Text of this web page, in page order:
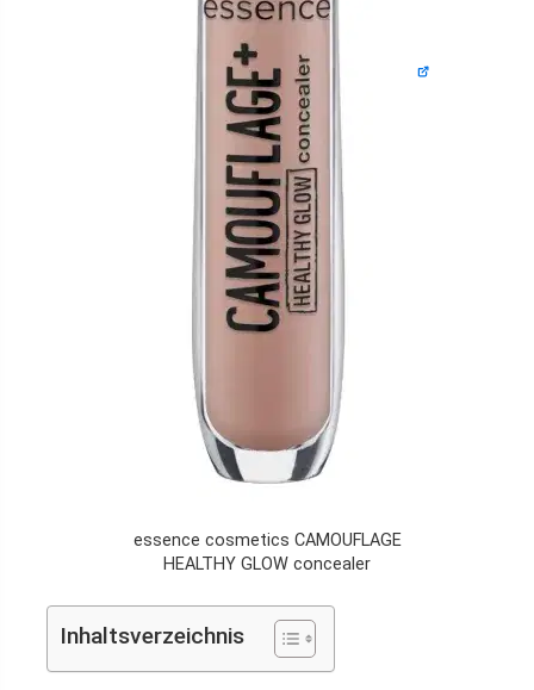
essence cosmetics CAMOUFLAGE
HEALTHY GLOW concealer
Inhaltsverzeichnis